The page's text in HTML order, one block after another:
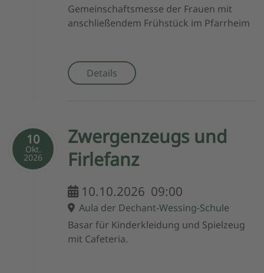
Gemeinschaftsmesse der Frauen mit
anschließendem Frühstück im Pfarrheim
Details
10
Okt.
2026
Zwergenzeugs und
Firlefanz
10.10.2026 09:00
Aula der Dechant-Wessing-Schule
Basar für Kinderkleidung und Spielzeug
mit Cafeteria.